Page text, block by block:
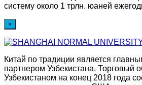
систему около 1 трлн. юаней
×
Китай по традиции является
партнером Узбекистана. Торговый
Узбекистаном на конец 2018 года